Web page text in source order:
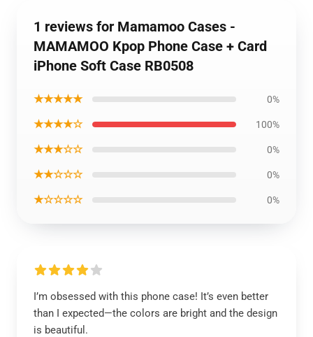
1 reviews for Mamamoo Cases -
MAMAMOO Kpop Phone Case + Card
iPhone Soft Case RB0508
★★★★★ 0%
★★★★☆ 100%
★★★☆☆ 0%
★★☆☆☆ 0%
★☆☆☆☆ 0%
I’m obsessed with this phone case! It’s even better
than I expected—the colors are bright and the design
is beautiful.